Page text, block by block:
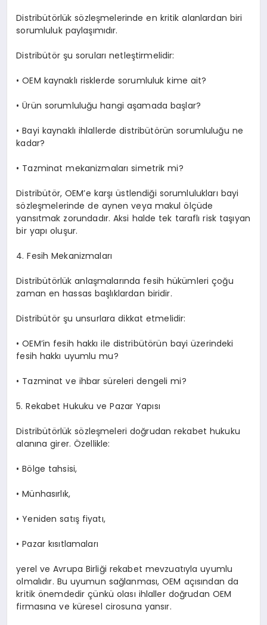
Distribütörlük sözleşmelerinde en kritik alanlardan biri
sorumluluk paylaşımıdır.
Distribütör şu soruları netleştirmelidir:
•OEM kaynaklı risklerde sorumluluk kime ait?
•Ürün sorumluluğu hangi aşamada başlar?
•Bayi kaynaklı ihlallerde distribütörün sorumluluğu ne
kadar?
• Tazminat mekanizmaları simetrik mi?
Distribütör, OEM’e karşı üstlendiği sorumlulukları bayi
sözleşmelerinde de aynen veya makul ölçüde
yansıtmak zorundadır. Aksi halde tek taraflı risk taşıyan
bir yapı oluşur.
4. Fesih Mekanizmaları
Distribütörlük anlaşmalarında fesih hükümleri çoğu
zaman en hassas başlıklardan biridir.
Distribütör şu unsurlara dikkat etmelidir:
•OEM’in fesih hakkı ile distribütörün bayi üzerindeki
fesih hakkı uyumlu mu?
• Tazminat ve ihbar süreleri dengeli mi?
5. Rekabet Hukuku ve Pazar Yapısı
Distribütörlük sözleşmeleri doğrudan rekabet hukuku
alanına girer. Özellikle:
•Bölge tahsisi,
•Münhasırlık,
•Yeniden satış fiyatı,
•Pazar kısıtlamaları
yerel ve Avrupa Birliği rekabet mevzuatıyla uyumlu
olmalıdır. Bu uyumun sağlanması, OEM açısından da
kritik önemdedir çünkü olası ihlaller doğrudan OEM
firmasına ve küresel cirosuna yansır.